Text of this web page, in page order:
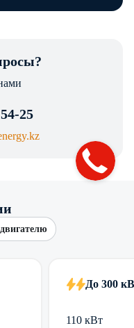
25
До 300
110 кВт